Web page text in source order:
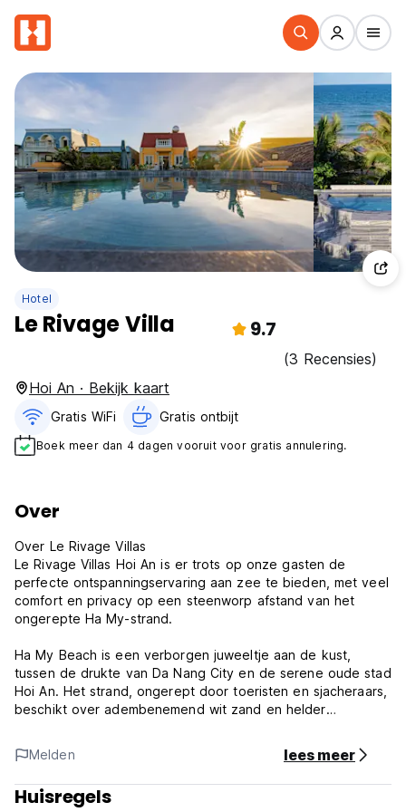
Hotel
Le Rivage Villa 9.7
(3 Recensies)
Hoi An · Bekijk kaart
Gratis WiFi Gratis ontbijt‎
Boek meer dan 4 dagen vooruit voor gratis annulering.
Over
Over Le Rivage Villas
Le Rivage Villas Hoi An is er trots op onze gasten de
perfecte ontspanningservaring aan zee te bieden, met veel
comfort en privacy op een steenworp afstand van het
ongerepte Ha My-strand.
Ha My Beach is een verborgen juweeltje aan de kust,
tussen de drukte van Da Nang City en de serene oude stad
Hoi An. Het strand, ongerept door toeristen en sjacheraars,
beschikt over adembenemend wit zand en helder
een eersteklas landgoed aan de oceaan met directe
toegang tot het strand en biedt een viersterrenverblijf met
eersteklas voorzieningen. Onze villa's uitgerust met een
keuken, woonkamer en een jacuzzi zijn ontworpen voor
Melden lees meer
Huisregels